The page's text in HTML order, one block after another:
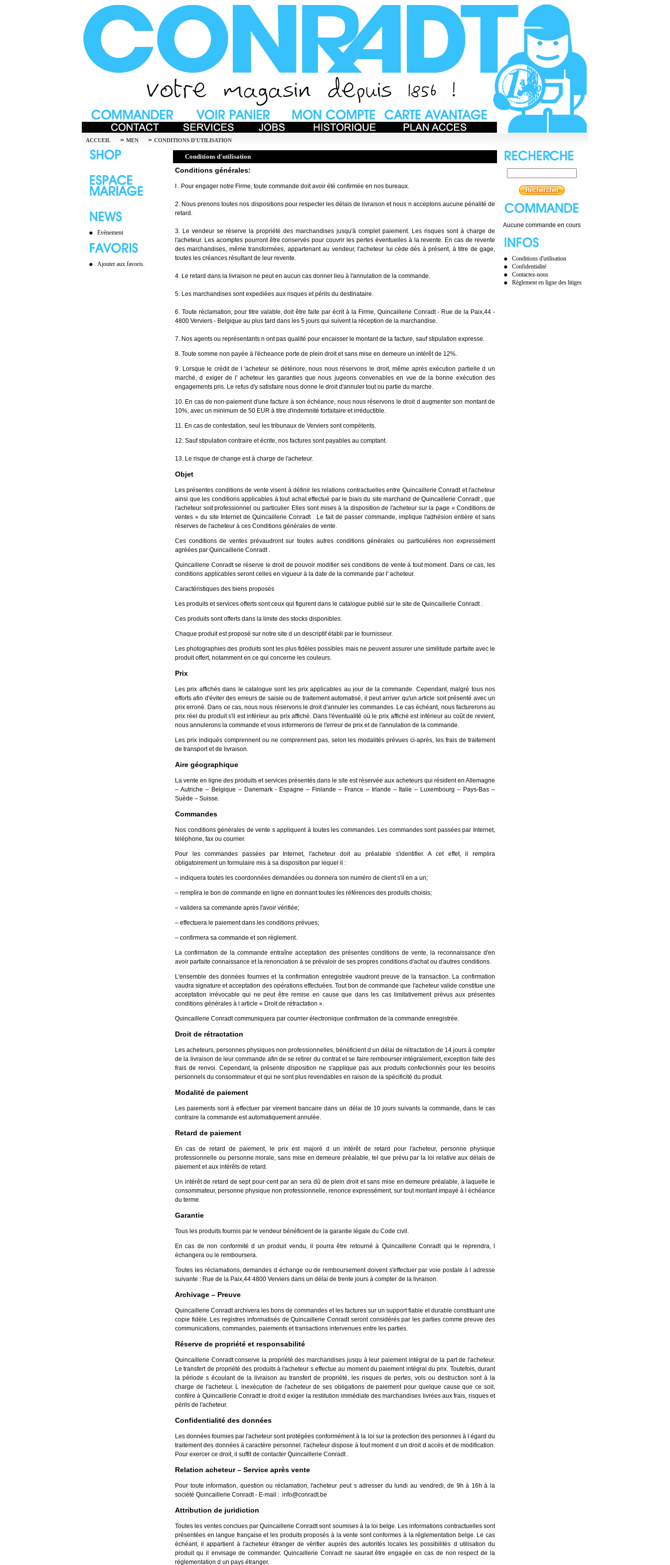
ACCUEIL » MEN » CONDITIONS D'UTILISATION
Evènement
Ajouter aux favoris.
Conditions d'utilisation
Conditions générales:
I . Pour engager notre Firme, toute commande doit avoir été confirmée en nos bureaux.
2. Nous prenons toutes nos dispositions pour respecter les délais de livraison et nous n acceptons aucune pénalité de
retard.
3. Le vendeur se réserve la propriété des marchandises jusqu'à complet paiement. Les risques sont à charge de
l'acheteur. Les acomptes pourront être conservés pour couvrir les pertes éventuelles à la revente. En cas de revente
des marchandises, même transformées, appartenant au vendeur, l'acheteur lui cède dès à présent, à titre de gage,
toutes les créances résultant de leur revente.
4. Le retard dans la livraison ne peut en aucun cas donner lieu à l'annulation de la commande.
5. Les marchandises sont expediées aux risques et périls du destinataire.
6. Toute réclamation, pour titre valable, doit être faite par écrit à la Firme, Quincaillerie Conradt - Rue de la Paix,44 -
4800 Verviers - Belgique au plus tard dans les 5 jours qui suivent la réception de la marchandise.
7. Nos agents ou représentants n ont pas qualité pour encaisser le montant de la facture, sauf stipulation expresse.
8. Toute somme non payée à l'écheance porte de plein droit et sans mise en demeure un intérêt de 12%.
9. Lorsque le crédit de l 'acheteur se détériore, nous nous réservons le droit, même après exécution partielle d un
marché, d exiger de l' acheteur les garanties que nous jugeons convenables en vue de la bonne exécution des
engagements pris. Le refus d'y satisfaire nous donne le droit d'annuler tout ou partie du marche.
10. En cas de non-paiement d'une facture à son échéance, nous nous réservons le droit d augmenter son montant de
10%, avec un minimum de 50 EUR à titre d'indemnité forfaitaire et irréductible.
11. En cas de contestation, seul les tribunaux de Verviers sont compétents.
12. Sauf stipulation contraire et écrite, nos factures sont payables au comptant.
13. Le risque de change est à charge de l'acheteur.
Objet
Les présentes conditions de vente visent à définir les relations contractuelles entre Quincaillerie Conradt et l'acheteur
ainsi que les conditions applicables à tout achat effectué par le biais du site marchand de Quincaillerie Conradt , que
l'acheteur soit professionnel ou particulier. Elles sont mises à la disposition de l'acheteur sur la page « Conditions de
ventes » du site Internet de Quincaillerie Conradt . Le fait de passer commande, implique l'adhésion entière et sans
réserves de l'acheteur à ces Conditions générales de vente.
Ces conditions de ventes prévaudront sur toutes autres conditions générales ou particulières non expressément
agréées par Quincaillerie Conradt .
Quincaillerie Conradt se réserve le droit de pouvoir modifier ses conditions de vente à tout moment. Dans ce cas, les
conditions applicables seront celles en vigueur à la date de la commande par l' acheteur.
Caractéristiques des biens proposés
Les produits et services offerts sont ceux qui figurent dans le catalogue publié sur le site de Quincaillerie Conradt .
Ces produits sont offerts dans la limite des stocks disponibles.
Chaque produit est proposé sur notre site d un descriptif établi par le fournisseur.
Les photographies des produits sont les plus fidèles possibles mais ne peuvent assurer une similitude parfaite avec le
produit offert, notamment en ce qui concerne les couleurs.
Prix
Les prix affichés dans le catalogue sont les prix applicables au jour de la commande. Cependant, malgré tous nos
efforts afin d'éviter des erreurs de saisie ou de traitement automatisé, il peut arriver qu'un article soit présenté avec un
prix erroné. Dans ce cas, nous nous réservons le droit d'annuler les commandes. Le cas échéant, nous facturerons au
prix réel du produit s'il est inférieur au prix affiché. Dans l'éventualité où le prix affiché est inférieur au coût de revient,
nous annulerons la commande et vous informerons de l'erreur de prix et de l'annulation de la commande.
Les prix indiqués comprennent ou ne comprennent pas, selon les modalités prévues ci-après, les frais de traitement
de transport et de livraison.
Aire géographique
La vente en ligne des produits et services présentés dans le site est réservée aux acheteurs qui résident en Allemagne
– Autriche – Belgique – Danemark - Espagne – Finlande – France – Irlande – Italie – Luxembourg – Pays-Bas –
Suède – Suisse.
Commandes
Nos conditions générales de vente s appliquent à toutes les commandes. Les commandes sont passées par Internet,
téléphone, fax ou courrier.
Pour les commandes passées par Internet, l'acheteur doit au préalable s'identifier. A cet effet, il remplira
obligatoirement un formulaire mis à sa disposition par lequel il :
– indiquera toutes les coordonnées demandées ou donnera son numéro de client s'il en a un;
– remplira le bon de commande en ligne en donnant toutes les références des produits choisis;
– validera sa commande après l'avoir vérifiée;
– effectuera le paiement dans les conditions prévues;
– confirmera sa commande et son règlement.
La confirmation de la commande entraîne acceptation des présentes conditions de vente, la reconnaissance d'en
avoir parfaite connaissance et la renonciation à se prévaloir de ses propres conditions d'achat ou d'autres conditions.
L'ensemble des données fournies et la confirmation enregistrée vaudront preuve de la transaction. La confirmation
vaudra signature et acceptation des opérations effectuées. Tout bon de commande que l'acheteur valide constitue une
acceptation irrévocable qui ne peut être remise en cause que dans les cas limitativement prévus aux présentes
conditions générales à l article « Droit de rétractation ».
Quincaillerie Conradt communiquera par courrier électronique confirmation de la commande enregistrée.
Droit de rétractation
Les acheteurs, personnes physiques non professionnelles, bénéficient d un délai de rétractation de 14 jours à compter
de la livraison de leur commande afin de se retirer du contrat et se faire rembourser intégralement, exception faite des
frais de renvoi. Cependant, la présente disposition ne s'applique pas aux produits confectionnés pour les besoins
personnels du consommateur et qui ne sont plus revendables en raison de la spécificité du produit.
Modalité de paiement
Les paiements sont à effectuer par virement bancaire dans un délai de 10 jours suivants la commande, dans le cas
contraire la commande est automatiquement annulée.
Retard de paiement
En cas de retard de paiement, le prix est majoré d un intérêt de retard pour l'acheteur, personne physique
professionnelle ou personne morale, sans mise en demeure préalable, tel que prévu par la loi relative aux délais de
paiement et aux intérêts de retard.
Un intérêt de retard de sept pour-cent par an sera dû de plein droit et sans mise en demeure préalable, à laquelle le
consommateur, personne physique non professionnelle, renonce expressément, sur tout montant impayé à l échéance
du terme.
Garantie
Tous les produits fournis par le vendeur bénéficient de la garantie légale du Code civil.
En cas de non conformité d un produit vendu, il pourra être retourné à Quincaillerie Conradt qui le reprendra, l
échangera ou le remboursera.
Toutes les réclamations, demandes d échange ou de remboursement doivent s'effectuer par voie postale à l adresse
suivante : Rue de la Paix,44 4800 Verviers dans un délai de trente jours à compter de la livraison.
Archivage – Preuve
Quincaillerie Conradt archivera les bons de commandes et les factures sur un support fiable et durable constituant une
copie fidèle. Les registres informatisés de Quincaillerie Conradt seront considérés par les parties comme preuve des
communications, commandes, paiements et transactions intervenues entre les parties.
Réserve de propriété et responsabilité
Quincaillerie Conradt conserve la propriété des marchandises jusqu à leur paiement intégral de la part de l'acheteur.
Le transfert de propriété des produits à l'acheteur s effectue au moment du paiement intégral du prix. Toutefois, durant
la période s écoulant de la livraison au transfert de propriété, les risques de pertes, vols ou destruction sont à la
charge de l'acheteur. L inexécution de l'acheteur de ses obligations de paiement pour quelque cause que ce soit,
confère à Quincaillerie Conradt le droit d exiger la restitution immédiate des marchandises livrées aux frais, risques et
périls de l'acheteur.
Confidentialité des données
Les données fournies par l'acheteur sont protégées conformément à la loi sur la protection des personnes à l égard du
traitement des données à caractère personnel. l'acheteur dispose à tout moment d un droit d accès et de modification.
Pour exercer ce droit, il suffit de contacter Quincaillerie Conradt .
Relation acheteur – Service après vente
Pour toute information, question ou réclamation, l'acheteur peut s adresser du lundi au vendredi, de 9h à 16h à la
société Quincaillerie Conradt - E-mail : info@conradt.be
Attribution de juridiction
Toutes les ventes conclues par Quincaillerie Conradt sont soumises à la loi belge. Les informations contractuelles sont
présentées en langue française et les produits proposés à la vente sont conformes à la réglementation belge. Le cas
échéant, il appartient à l'acheteur étranger de vérifier auprès des autorités locales les possibilités d utilisation du
produit qu il envisage de commander. Quincaillerie Conradt ne saurait être engagée en cas de non respect de la
réglementation d un pays étranger.
Aucune commande en cours
Conditions d'utilisation
Confidentialité
Contactez-nous
Règlement en ligne des litiges